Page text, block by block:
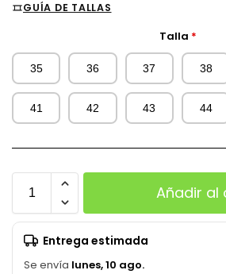
GUÍA DE TALLAS
Talla *
35 36 37 38
41 42 43 44
Añadir al
Entrega estimada
Se envía lunes, 10 ago.